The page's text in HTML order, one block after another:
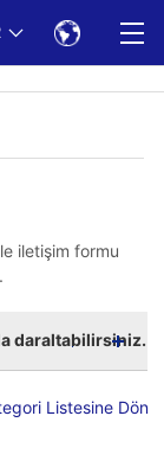
iletişim formu
daraltabilirsiniz.
Listesine Dön